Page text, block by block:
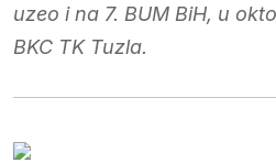
uzeo i na 7. BUM BiH, u
BKC TK Tuzla.